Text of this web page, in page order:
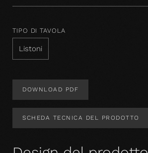
TIPO DI TAVOLA
Listoni
DOWNLOAD PDF
SCHEDA TECNICA DEL PRODOTTO